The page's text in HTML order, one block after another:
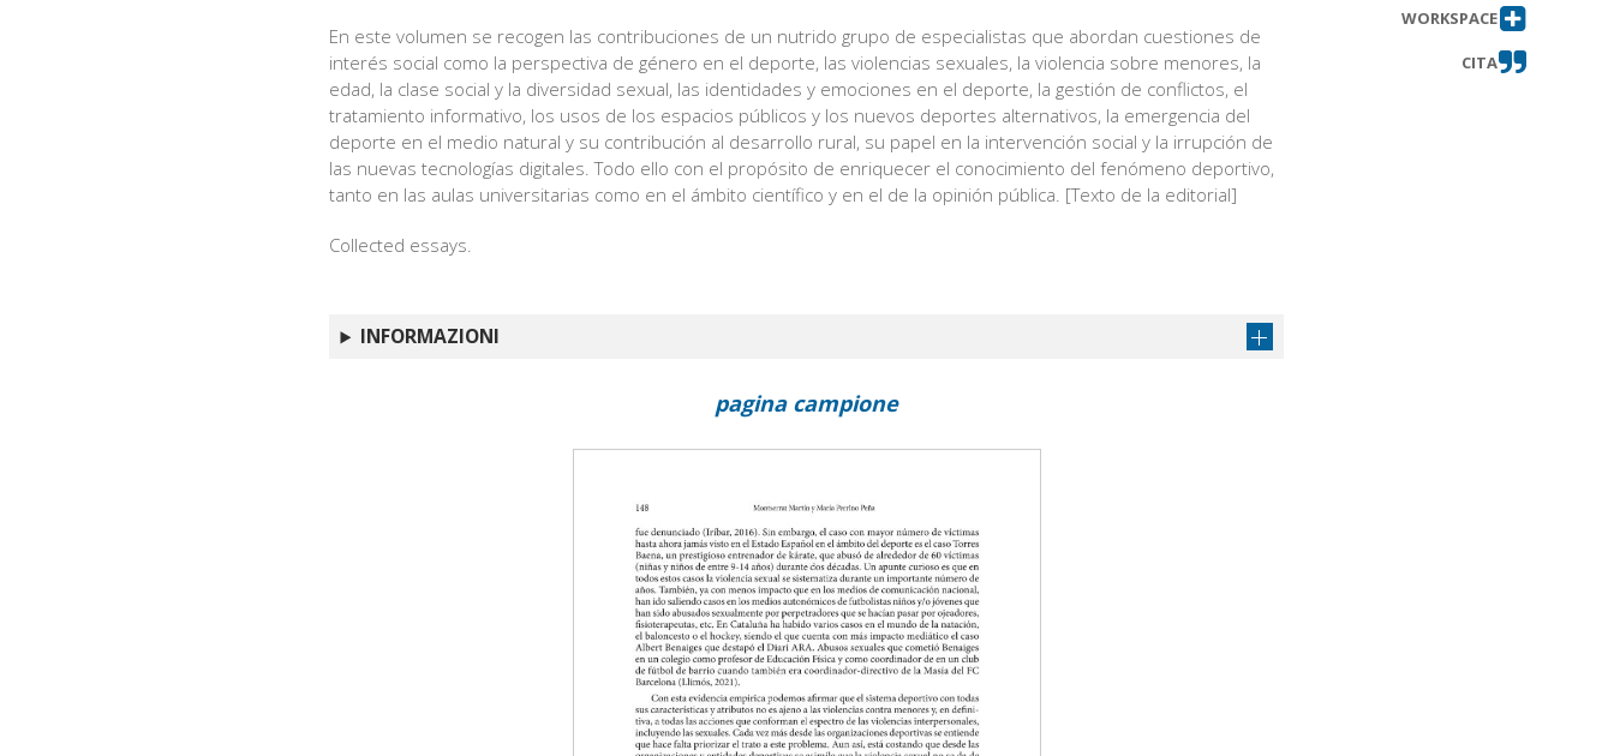
En este volumen se recogen las contribuciones de un nutrido grupo de especialistas que abordan cuestiones de
interés social como la perspectiva de género en el deporte, las violencias sexuales, la violencia sobre menores, la
edad, la clase social y la diversidad sexual, las identidades y emociones en el deporte, la gestión de conflictos, el
tratamiento informativo, los usos de los espacios públicos y los nuevos deportes alternativos, la emergencia del
deporte en el medio natural y su contribución al desarrollo rural, su papel en la intervención social y la irrupción de
las nuevas tecnologías digitales. Todo ello con el propósito de enriquecer el conocimiento del fenómeno deportivo,
tanto en las aulas universitarias como en el ámbito científico y en el de la opinión pública. [Texto de la editorial]
Collected essays.
INFORMAZIONI
WORKSPACE
CITA
pagina campione